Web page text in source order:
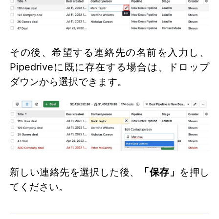
その後、希望する連絡先の名前を入力し、
Pipedriveに既に存在する場合は、ドロップ
ダウンから選択できます。
新しい連絡先を選択した後、 「保存」 を押し
てください。